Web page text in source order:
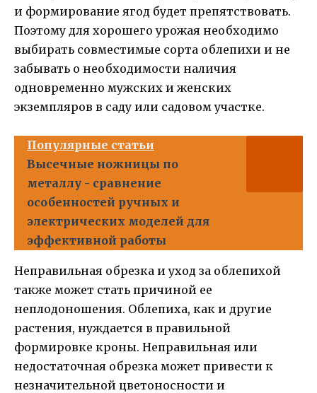
и формирование ягод будет препятствовать.
Поэтому для хорошего урожая необходимо
выбирать совместимые сорта облепихи и не
забывать о необходимости наличия
одновременно мужских и женских
экземпляров в саду или садовом участке.
Популярные статьи
Высечные ножницы по
металлу - сравнение
особенностей ручных и
электрических моделей для
эффективной работы
Неправильная обрезка и уход за облепихой
также может стать причиной ее
неплодоношения. Облепиха, как и другие
растения, нуждается в правильной
формировке кроны. Неправильная или
недостаточная обрезка может привести к
незначительной цветоносности и